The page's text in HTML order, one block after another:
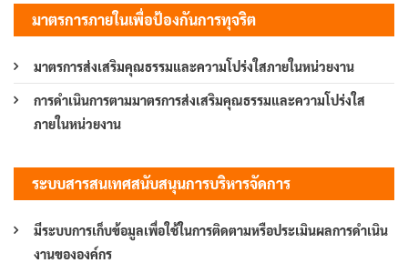
มาตรการภายในเพื่อป้องกันการทุจริต
มาตรการส่งเสริมคุณธรรมและความโปร่งใสภายในหน่วยงาน
การดำเนินการตามมาตรการส่งเสริมคุณธรรมและความโปร่งใส
ภายในหน่วยงาน
ระบบสารสนเทศสนับสนุนการบริหารจัดการ
มีระบบการเก็บข้อมูลเพื่อใช้ในการติดตามหรือประเมินผลการดำเนิน
งานขององค์กร